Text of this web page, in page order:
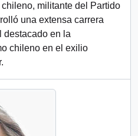
militante del Partido
una extensa carrera
destacado en la
chileno en el exilio